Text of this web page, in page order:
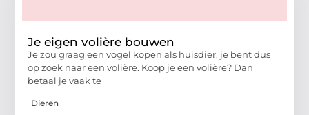
Je eigen volière bouwen
Je zou graag een vogel kopen als huisdier, je bent dus
op zoek naar een volière. Koop je een volière? Dan
betaal je vaak te
Dieren